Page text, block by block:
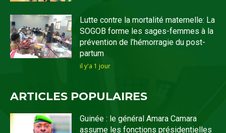
Lutte contre la mortalité maternelle: La
SOGOB forme les sages-femmes à la
prévention de l’hémorragie du post-
partum
il y'a 1 jour
ARTICLES POPULAIRES
Guinée : le général Amara Camara
assume les fonctions présidentielles